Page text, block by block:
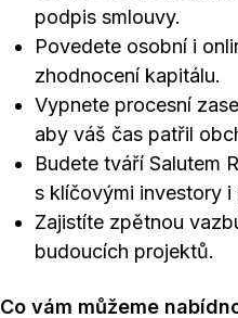
podpis smlouvy.
Povedete osobní i
zhodnocení kapitálu.
Vypnete procesní
aby váš čas patřil
Budete tváří Salutem
s klíčovými investory i
Zajistíte zpětnou
budoucích projektů.
Co vám můžeme